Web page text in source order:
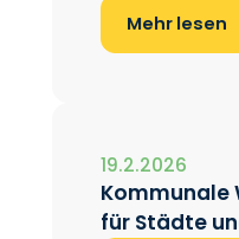
Mehr lesen
19.2.2026
Kommunale
für Städte